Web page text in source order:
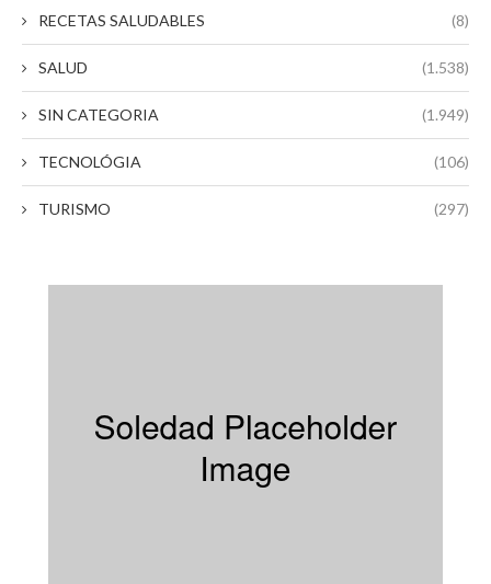
RECETAS SALUDABLES (8)
SALUD (1.538)
SIN CATEGORIA (1.949)
TECNOLÓGIA (106)
TURISMO (297)